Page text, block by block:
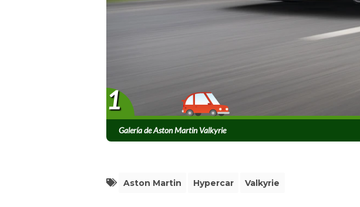
Galería de Aston Martin Valkyrie
1
Aston Martin Hypercar Valkyrie